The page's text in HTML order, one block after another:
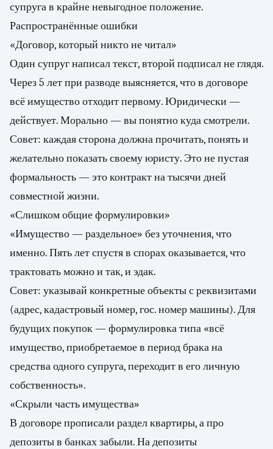
супруга в крайне невыгодное положение.
Распространённые ошибки
«Договор, который никто не читал»
Один супруг написал текст, второй подписал не глядя.
Через 5 лет при разводе выясняется, что в договоре
всё имущество отходит первому. Юридически —
действует. Морально — вы понятно куда смотрели.
Совет: каждая сторона должна прочитать, понять и
желательно показать своему юристу. Это не пустая
формальность — это контракт на тысячи дней
совместной жизни.
«Слишком общие формулировки»
«Имущество — раздельное» без уточнения, что
именно. Пять лет спустя в спорах оказывается, что
трактовать можно и так, и эдак.
Совет: указывай конкретные объекты с реквизитами
(адрес, кадастровый номер, гос. номер машины). Для
будущих покупок — формулировка типа «всё
имущество, приобретаемое в период брака на
средства одного супруга, переходит в его личную
собственность».
«Скрыли часть имущества»
В договоре прописали раздел квартиры, а про
депозиты в банках забыли. На депозиты